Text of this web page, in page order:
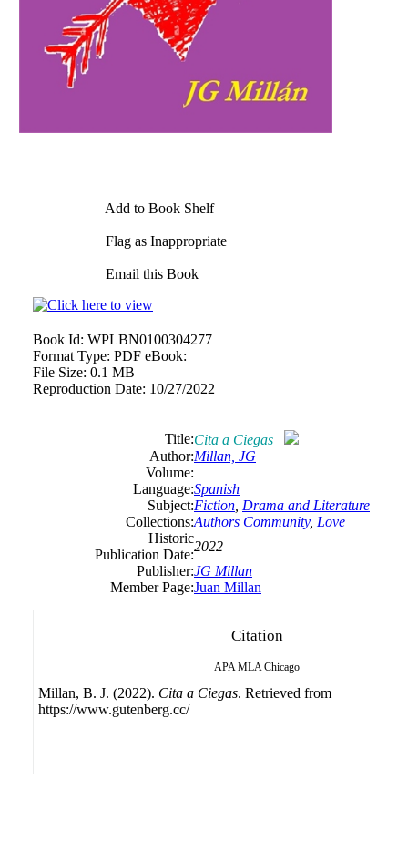
Add to Book Shelf
Flag as Inappropriate
Email this Book
Book Id: WPLBN0100304277
Format Type: PDF eBook:
File Size: 0.1 MB
Reproduction Date: 10/27/2022
Title:Cita a Ciegas
Author:Millan, JG
Volume:
Language:Spanish
Subject:Fiction Drama and Literature
Collections:Authors Community, Love
Historic
Publication Date:
2022
Publisher:JG Millan
Member Page:Juan Millan
Citation
APA MLA Chicago
Millan, B. J. (2022). Cita a Ciegas. Retrieved from
https://www.gutenberg.cc/